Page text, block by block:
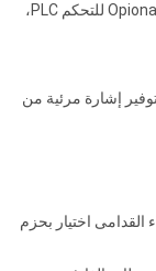
السيطرة على جميع وظائف صمام التحويل وتطهير. Opional للتحكم PLC،
إشارة مرئية من
حوالي 98٪ من العملاء القدامى اختيار بحزم